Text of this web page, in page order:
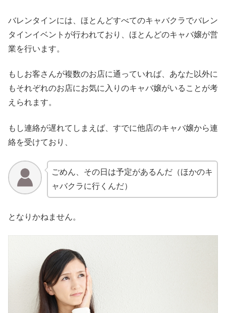
バレンタインには、ほとんどすべてのキャバクラでバレン
タインイベントが行われており、ほとんどのキャバ嬢が営
業を行います。
もしお客さんが複数のお店に通っていれば、あなた以外に
もそれぞれのお店にお気に入りのキャバ嬢がいることが考
えられます。
もし連絡が遅れてしまえば、すでに他店のキャバ嬢から連
絡を受けており、
ごめん、その日は予定があるんだ（ほかのキ
ャバクラに行くんだ）
となりかねません。